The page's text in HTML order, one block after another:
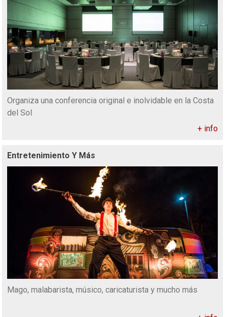
Organiza una conferencia original e inolvidable en la Costa
del Sol
+ info
Entretenimiento Y Más
Mago, malabarista, músico, caricaturista y mucho más